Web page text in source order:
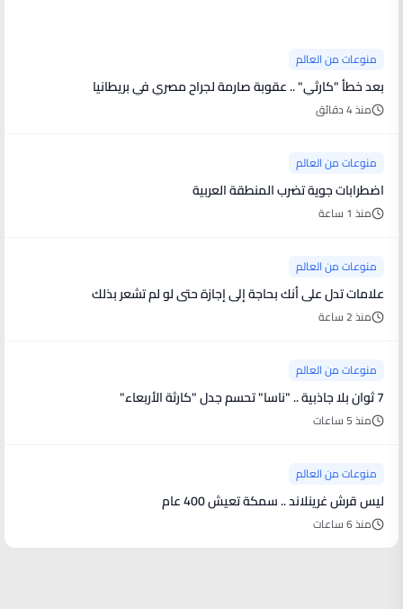
منوعات من العالم
بعد خطأ "كارثي" .. عقوبة صارمة لجراح مصري في بريطانيا
منذ 4 دقائق
منوعات من العالم
اضطرابات جوية تضرب المنطقة العربية
منذ 1 ساعة
منوعات من العالم
علامات تدل على أنك بحاجة إلى إجازة حتى لو لم تشعر بذلك
منذ 2 ساعة
منوعات من العالم
7 ثوان بلا جاذبية .. "ناسا" تحسم جدل "كارثة الأربعاء"
منذ 5 ساعات
منوعات من العالم
ليس قرش غرينلاند .. سمكة تعيش 400 عام
منذ 6 ساعات